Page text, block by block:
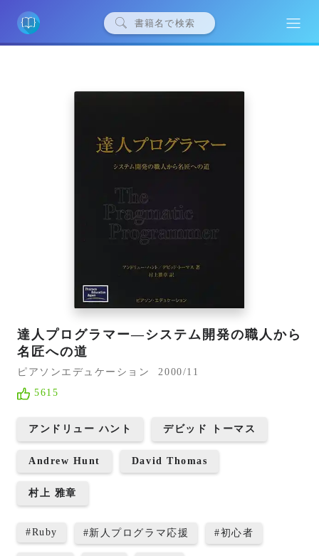
達人プログラマー―システム開発の職人から
名匠への道
ピアソンエデュケーション
2000/11
5615
アンドリュー ハント デビッド トーマス
Andrew Hunt David Thomas
村上 雅章
#Ruby #新人プログラマ応援 #初心者